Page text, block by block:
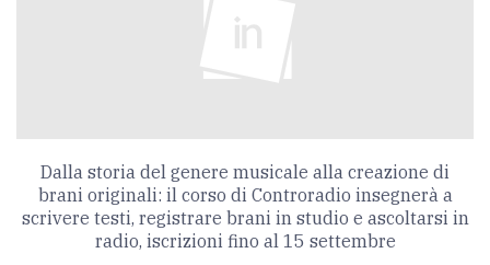
Dalla storia del genere musicale alla creazione di
brani originali: il corso di Controradio insegnerà a
scrivere testi, registrare brani in studio e ascoltarsi in
radio, iscrizioni fino al 15 settembre